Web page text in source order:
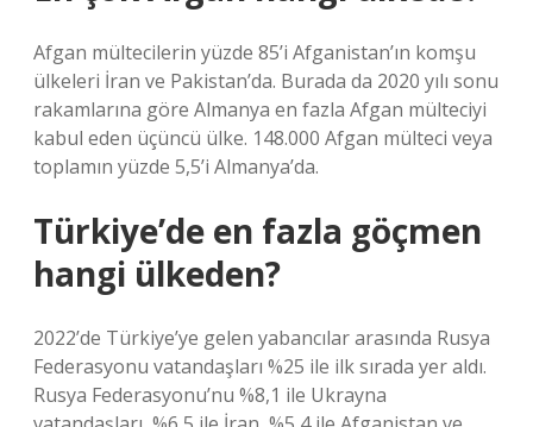
Afgan mültecilerin yüzde 85’i Afganistan’ın komşu
ülkeleri İran ve Pakistan’da. Burada da 2020 yılı sonu
rakamlarına göre Almanya en fazla Afgan mülteciyi
kabul eden üçüncü ülke. 148.000 Afgan mülteci veya
toplamın yüzde 5,5’i Almanya’da.
Türkiye’de en fazla göçmen
hangi ülkeden?
2022’de Türkiye’ye gelen yabancılar arasında Rusya
Federasyonu vatandaşları %25 ile ilk sırada yer aldı.
Rusya Federasyonu’nu %8,1 ile Ukrayna